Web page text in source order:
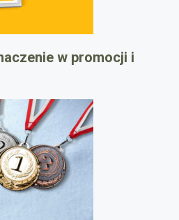
w promocji i